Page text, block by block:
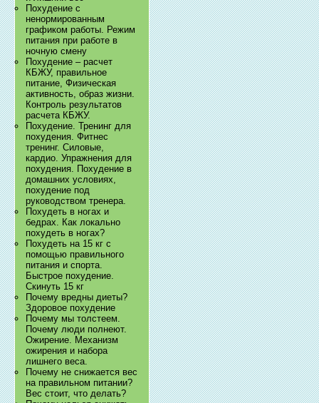
Похудение с
ненормированным
графиком работы. Режим
питания при работе в
ночную смену
Похудение – расчет
КБЖУ, правильное
питание, Физическая
активность, образ жизни.
Контроль результатов
расчета КБЖУ.
Похудение. Тренинг для
похудения. Фитнес
тренинг. Силовые,
кардио. Упражнения для
похудения. Похудение в
домашних условиях,
похудение под
руководством тренера.
Похудеть в ногах и
бедрах. Как локально
похудеть в ногах?
Похудеть на 15 кг с
помощью правильного
питания и спорта.
Быстрое похудение.
Скинуть 15 кг
Почему вредны диеты?
Здоровое похудение
Почему мы толстеем.
Почему люди полнеют.
Ожирение. Механизм
ожирения и набора
лишнего веса.
Почему не снижается вес
на правильном питании?
Вес стоит, что делать?